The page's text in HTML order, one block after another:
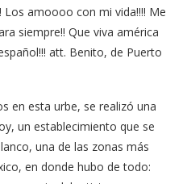
Los amoooo con mi vida!!!! Me
siempre!! Que viva américa
att. Benito, de Puerto
en esta urbe, se realizó una
un establecimiento que se
una de las zonas más
en donde hubo de todo: